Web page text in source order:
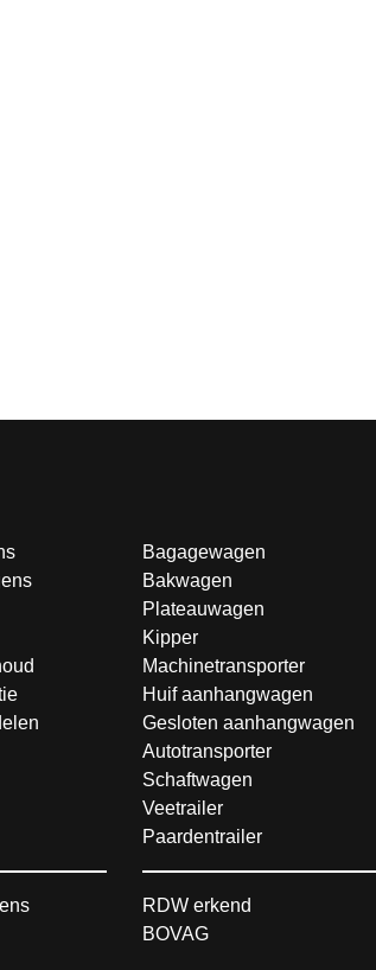
Bagagewagen
Bakwagen
Plateauwagen
Kipper
Machinetransporter
Huif aanhangwagen
Gesloten aanhangwagen
Autotransporter
Schaftwagen
Veetrailer
Paardentrailer
RDW erkend
BOVAG